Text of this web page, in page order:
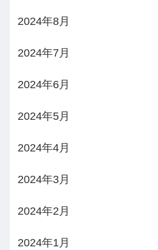
2024年8月
2024年7月
2024年6月
2024年5月
2024年4月
2024年3月
2024年2月
2024年1月